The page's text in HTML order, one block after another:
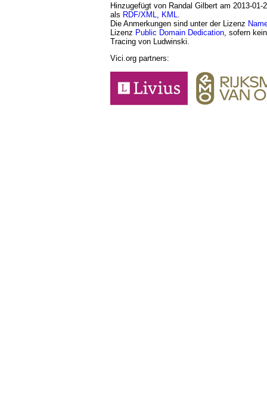
Hinzugefügt von Randal Gilbert am 2013-
als RDF/XML KML
Die Anmerkungen sind unter der Lizenz
Lizenz Public Domain Dedication , sofern
Tracing von Ludwinski.
Vici.org partners: